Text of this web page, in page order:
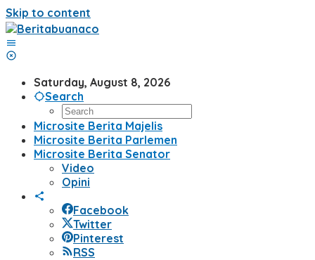
Skip to content
Saturday, August 8, 2026
Search
Microsite Berita Majelis
Microsite Berita Parlemen
Microsite Berita Senator
Video
Opini
Facebook
Twitter
Pinterest
RSS